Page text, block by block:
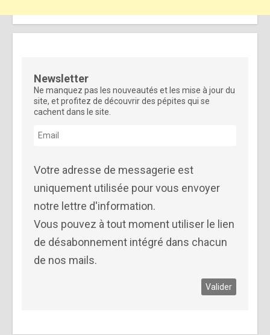
Newsletter
Ne manquez pas les nouveautés et les mise à jour du
site, et profitez de découvrir des pépites qui se
cachent dans le site.
Votre adresse de messagerie est
uniquement utilisée pour vous envoyer
notre lettre d'information.
Vous pouvez à tout moment utiliser le lien
de désabonnement intégré dans chacun
de nos mails.